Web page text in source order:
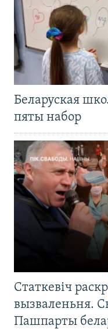
Беларуская
пяты набор
Статкевіч
вызваленьня.
Пашпарты